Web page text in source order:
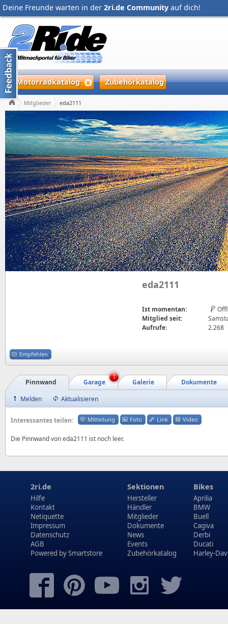
Deine Freunde warten in der 2ri.de Community auf dich!
Motorradkatalog Zubehörkatalog
Mitglieder eda2111
eda2111
Ist momentan:
Mitglied seit:
Aufrufe:
2.268
Empfehlen
Dokumente
Galerie
Garage
Pinnwand
1
Melden Aktualisieren
Interessantes teilen: Mitteilung Foto Link Video
Die Pinnwand von eda2111 ist noch leer.
2ri.de
Hilfe
Kontakt
Netiquette
Impressum
Datenschutz
AGB
Powered bySmartstore
Sektionen
Hersteller
Händler
Mitglieder
Dokumente
News
Events
Zubehörkatalog
Bikes
Aprilia
BMW
Buell
Cagiva
Derbi
Ducati
Harley-